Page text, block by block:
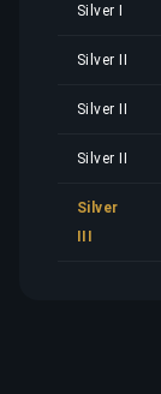
Silver I
Silver II
Silver II
Silver II
Silver